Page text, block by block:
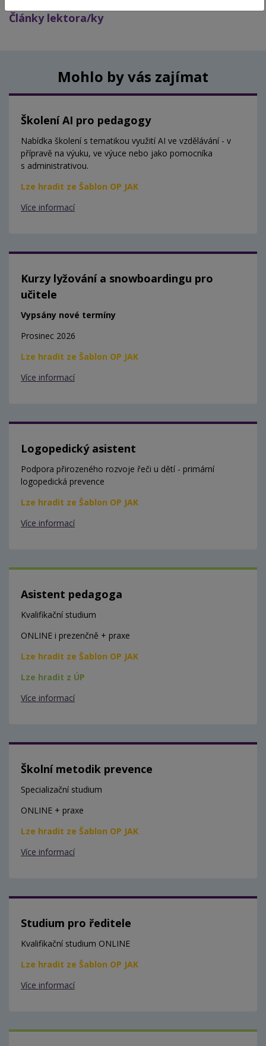
Články lektora/ky
Mohlo by vás zajímat
Školení AI pro pedagogy
Nabídka školení s tematikou využití AI ve vzdělávání - v
přípravě na výuku, ve výuce nebo jako pomocníka
s administrativou.
Lze hradit ze Šablon OP JAK
Více informací
Kurzy lyžování a snowboardingu pro
učitele
Vypsány nové termíny
Prosinec 2026
Lze hradit ze Šablon OP JAK
Více informací
Logopedický asistent
Podpora přirozeného rozvoje řeči u dětí - primární
logopedická prevence
Lze hradit ze Šablon OP JAK
Více informací
Asistent pedagoga
Kvalifikační studium
ONLINE i prezenčně + praxe
Lze hradit ze Šablon OP JAK
Lze hradit z ÚP
Více informací
Školní metodik prevence
Specializační studium
ONLINE + praxe
Lze hradit ze Šablon OP JAK
Více informací
Studium pro ředitele
Kvalifikační studium ONLINE
Lze hradit ze Šablon OP JAK
Více informací